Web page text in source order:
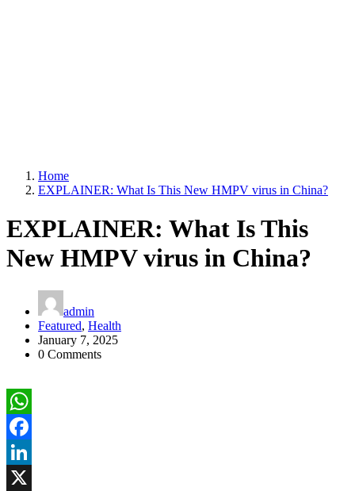
Home
EXPLAINER: What Is This New HMPV virus in China?
EXPLAINER: What Is This
New HMPV virus in China?
admin
Featured, Health
January 7, 2025
0 Comments
WhatsApp
Facebook
LinkedIn